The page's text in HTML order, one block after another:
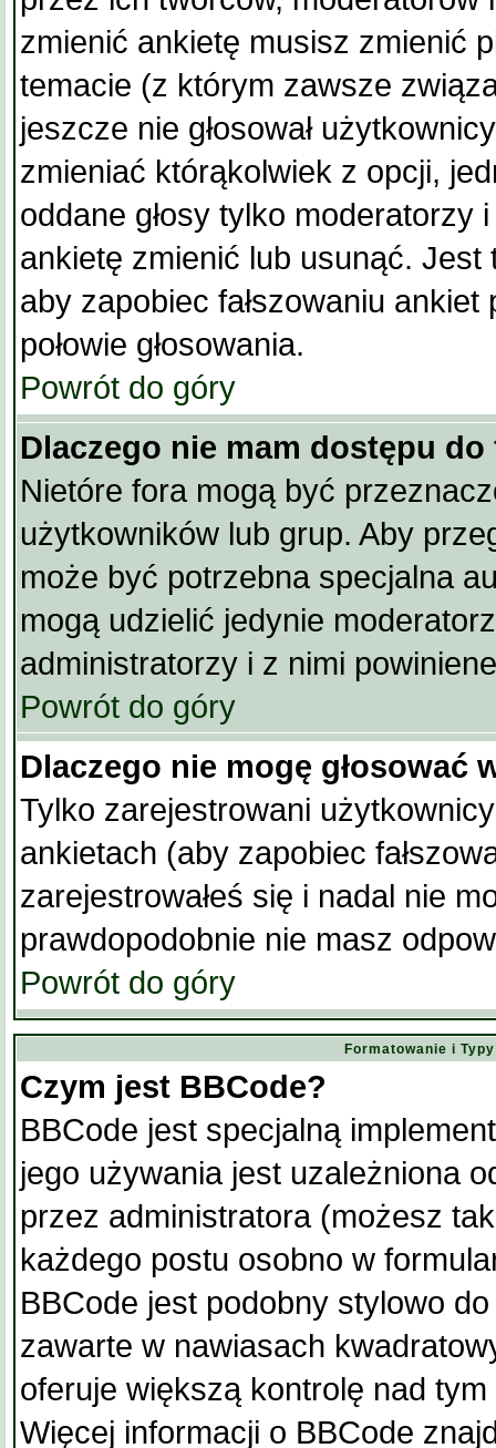
zmienić ankietę musisz zmienić
temacie (z którym zawsze
jeszcze nie głosował
zmieniać którąkolwiek z opcji,
oddane głosy tylko moderatorzy
ankietę zmienić lub usunąć.
aby zapobiec fałszowaniu
połowie głosowania.
Powrót do góry
Dlaczego nie mam dostępu
Nietóre fora mogą być
użytkowników lub grup. Aby
może być potrzebna specjalna
mogą udzielić jedynie
administratorzy i z nimi
Powrót do góry
Dlaczego nie mogę głosować
Tylko zarejestrowani
ankietach (aby zapobiec
zarejestrowałeś się i nadal nie
prawdopodobnie nie masz
Powrót do góry
Formatowanie i
Czym jest BBCode?
BBCode jest specjalną
jego używania jest uzależniona
przez administratora (możesz
każdego postu osobno w
BBCode jest podobny stylowo
zawarte w nawiasach
oferuje większą kontrolę nad
Więcej informacji o BBCode